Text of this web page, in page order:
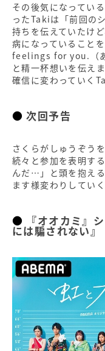
その後気になってい
ったTakiは「前回の
持ちを伝えていたけ
病になっていること
feelings for you.（あ
と精一杯想いを伝え
確信に変わっていく
次回予告
さくらがしゅうぞう
続々と参加を表明す
んだ…」と頭を抱え
ます様変わりしてい
『オオカミ』
には騙されない』